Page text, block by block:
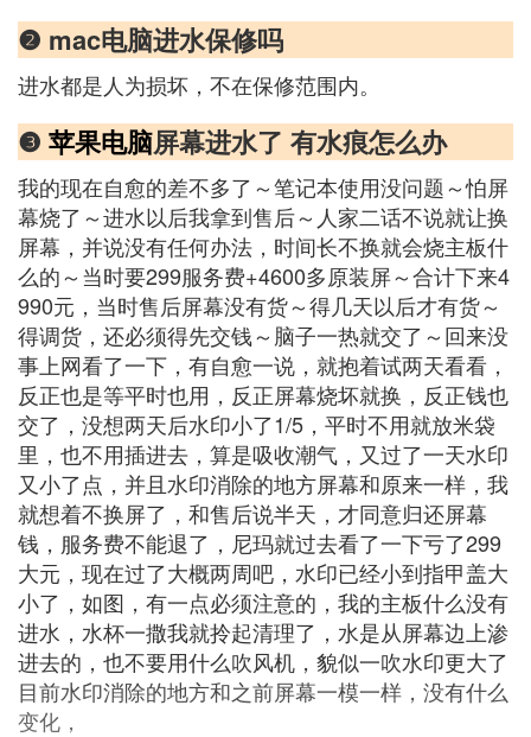
❷ mac电脑进水保修吗
进水都是人为损坏，不在保修范围内。
❸ 苹果电脑屏幕进水了 有水痕怎么办
我的现在自愈的差不多了～笔记本使用没问题～怕屏
幕烧了～进水以后我拿到售后～人家二话不说就让换
屏幕，并说没有任何办法，时间长不换就会烧主板什
么的～当时要299服务费+4600多原装屏～合计下来4
990元，当时售后屏幕没有货～得几天以后才有货～
得调货，还必须得先交钱～脑子一热就交了～回来没
事上网看了一下，有自愈一说，就抱着试两天看看，
反正也是等平时也用，反正屏幕烧坏就换，反正钱也
交了，没想两天后水印小了1/5，平时不用就放米袋
里，也不用插进去，算是吸收潮气，又过了一天水印
又小了点，并且水印消除的地方屏幕和原来一样，我
就想着不换屏了，和售后说半天，才同意归还屏幕
钱，服务费不能退了，尼玛就过去看了一下亏了299
大元，现在过了大概两周吧，水印已经小到指甲盖大
小了，如图，有一点必须注意的，我的主板什么没有
进水，水杯一撒我就拎起清理了，水是从屏幕边上渗
进去的，也不要用什么吹风机，貌似一吹水印更大了
目前水印消除的地方和之前屏幕一模一样，没有什么
变化，